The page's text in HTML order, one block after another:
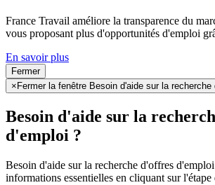
France Travail améliore la transparence du
vous proposant plus d'opportunités d'emploi
En savoir plus
Fermer
× Fermer la fenêtre Besoin d'aide sur la
Besoin d'aide sur la
d'emploi ?
Besoin d'aide sur la recherche d'offres
informations essentielles en cliquant sur l'étape